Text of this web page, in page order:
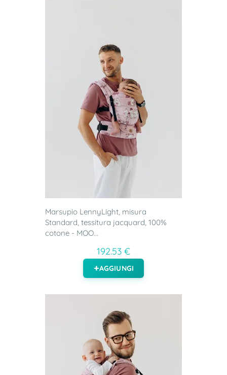
Marsupio LennyLight, misura
Standard, tessitura jacquard, 100%
cotone - MOO...
192.53 €
AGGIUNGI